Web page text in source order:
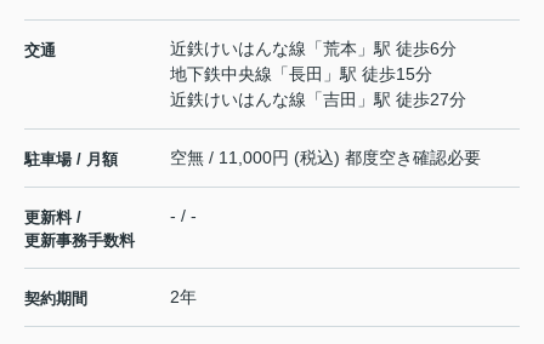
交通 近鉄けいはんな線 「荒本 」駅 徒歩6分
地下鉄中央線 「長田 」駅 徒歩15分
近鉄けいはんな線 「吉田 」駅 徒歩27分
駐車場 / 月額 空無 / 11,000円 (税込) 都度空き確認必要
更新料 /
更新事務手数料
- / -
契約期間 2年